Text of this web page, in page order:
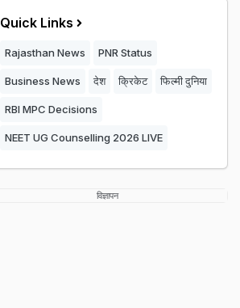
Quick Links
Rajasthan News PNR Status
Business News देश क्रिकेट फिल्मी दुनिया
RBI MPC Decisions
NEET UG Counselling 2026 LIVE
विज्ञापन